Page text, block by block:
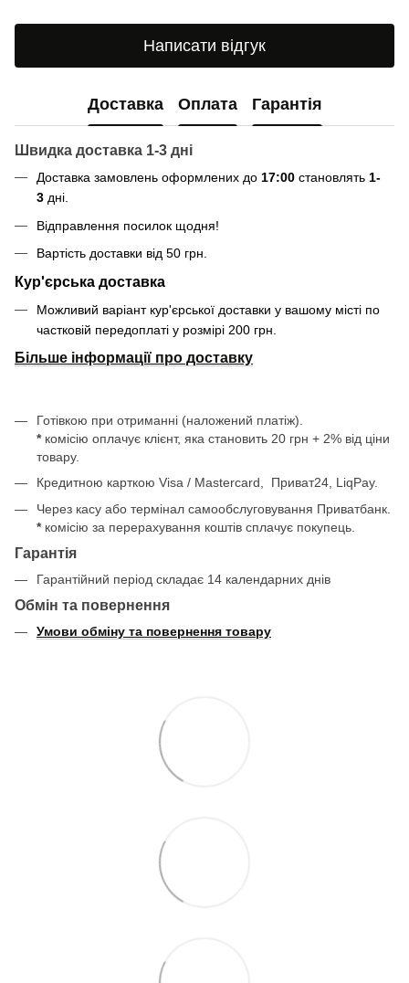
Написати відгук
Доставка Оплата Гарантія
Швидка доставка 1-3 дні
Доставка замовлень оформлених до 17:00 становлять 1-
3 дні.
Відправлення посилок щодня!
Вартість доставки від 50 грн.
Кур'єрська доставка
Можливий варіант кур'єрської доставки у вашому місті по
частковій передоплаті у розмірі 200 грн.
Більше інформації про доставку
Готівкою при отриманні (наложений платіж).
* комісію оплачує клієнт, яка становить 20 грн + 2% від ціни
товару.
Кредитною карткою Visa / Mastercard, Приват24, LiqPay.
Через касу або термінал самообслуговування Приватбанк.
* комісію за перерахування коштів сплачує покупець.
Гарантія
Гарантійний період складає 14 календарних днів
Обмін та повернення
Умови обміну та повернення товару